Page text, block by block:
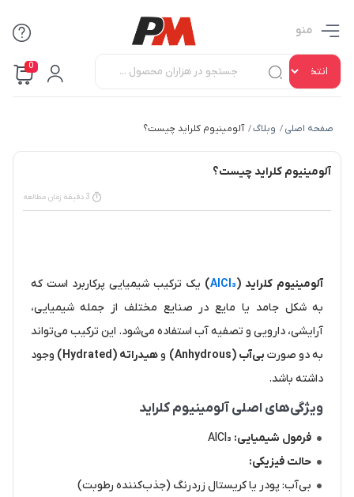
منو
0
صفحه اصلی / وبلاگ/ آلومینیوم کلراید چیست؟
آلومینیوم کلراید چیست؟
3 دقیقه زمان مطالعه
آلومینیوم کلراید (AlCl₃
) یک ترکیب شیمیایی پرکاربرد است که
به شکل جامد یا مایع در صنایع مختلف از جمله شیمیایی،
آرایشی، دارویی و تصفیه آب استفاده می‌شود. این ترکیب می‌تواند
به دو صورت بی‌آب (Anhydrous) وهیدراته (Hydrated)
وجود
داشته باشد.
ویژگی‌های اصلی آلومینیوم کلراید
فرمول شیمیایی:
حالت فیزیکی:
بی‌آب: پودر یا کریستال زردرنگ (جذب‌کننده رطوبت)